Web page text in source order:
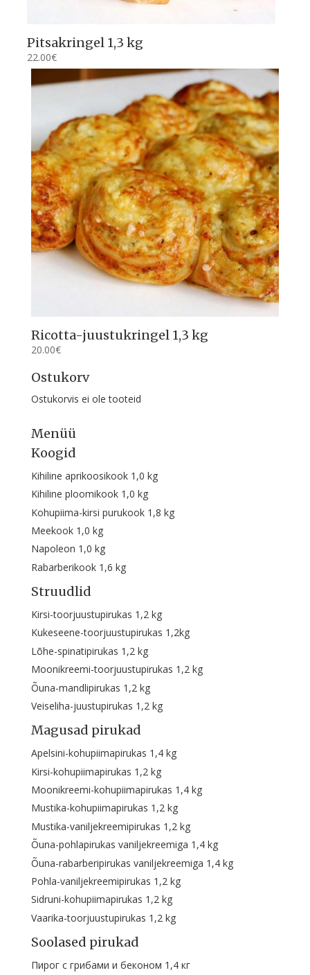
Pitsakringel 1,3 kg
22.00€
Ricotta-juustukringel 1,3 kg
20.00€
Ostukorv
Ostukorvis ei ole tooteid
Menüü
Koogid
Kihiline aprikoosikook 1,0 kg
Kihiline ploomikook 1,0 kg
Kohupiima-kirsi purukook 1,8 kg
Meekook 1,0 kg
Napoleon 1,0 kg
Rabarberikook 1,6 kg
Struudlid
Kirsi-toorjuustupirukas 1,2 kg
Kukeseene-toorjuustupirukas 1,2kg
Lõhe-spinatipirukas 1,2 kg
Moonikreemi-toorjuustupirukas 1,2 kg
Õuna-mandlipirukas 1,2 kg
Veiseliha-juustupirukas 1,2 kg
Magusad pirukad
Apelsini-kohupiimapirukas 1,4 kg
Kirsi-kohupiimapirukas 1,2 kg
Moonikreemi-kohupiimapirukas 1,4 kg
Mustika-kohupiimapirukas 1,2 kg
Mustika-vaniljekreemipirukas 1,2 kg
Õuna-pohlapirukas vaniljekreemiga 1,4 kg
Õuna-rabarberipirukas vaniljekreemiga 1,4 kg
Pohla-vaniljekreemipirukas 1,2 kg
Sidruni-kohupiimapirukas 1,2 kg
Vaarika-toorjuustupirukas 1,2 kg
Soolased pirukad
Пирог с грибами и беконом 1,4 кг